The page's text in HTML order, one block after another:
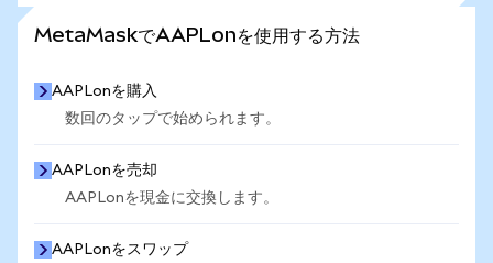
MetaMaskでAAPLonを使用する方法
AAPLonを購入
数回のタップで始められます。
AAPLonを売却
AAPLonを現金に交換します。
AAPLonをスワップ